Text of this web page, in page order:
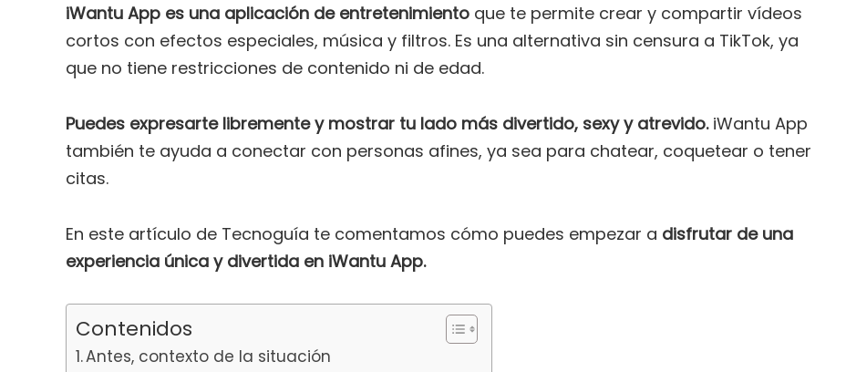
iWantu App es una aplicación de entretenimiento que te permite crear y compartir vídeos
cortos con efectos especiales, música y filtros. Es una alternativa sin censura a TikTok, ya
que no tiene restricciones de contenido ni de edad.
Puedes expresarte libremente y mostrar tu lado más divertido, sexy y atrevido.iWantu App
también te ayuda a conectar con personas afines, ya sea para chatear, coquetear o tener
citas.
En este artículo de Tecnoguía te comentamos cómo puedes empezar a disfrutar de una
experiencia única y divertida en iWantu App.
Contenidos
Antes, contexto de la situación